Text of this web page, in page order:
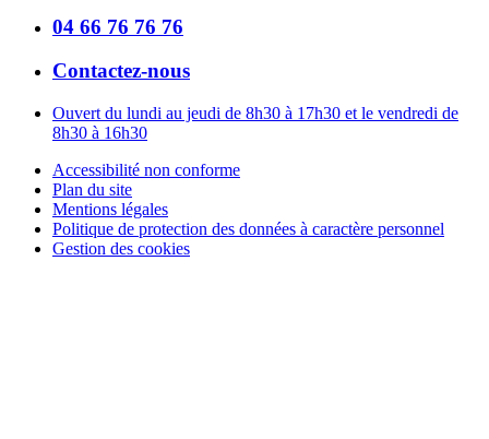
04 66 76 76 76
Contactez-nous
Ouvert du lundi au jeudi de 8h30 à 17h30 et le vendredi de
8h30 à 16h30
Accessibilité non conforme
Plan du site
Mentions légales
Politique de protection des données à caractère personnel
Gestion des cookies